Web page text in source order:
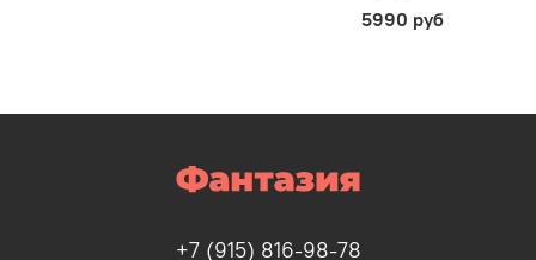
5990 руб
+7 (915) 816-98-78